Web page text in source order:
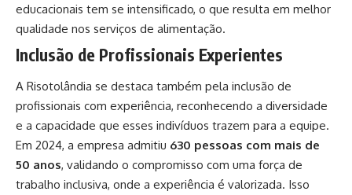
educacionais tem se intensificado, o que resulta em melhor
qualidade nos serviços de alimentação.
Inclusão de Profissionais Experientes
A Risotolândia se destaca também pela inclusão de
profissionais com experiência, reconhecendo a diversidade
e a capacidade que esses indivíduos trazem para a equipe.
Em 2024, a empresa admitiu 630 pessoas com mais de
50 anos, validando o compromisso com uma força de
trabalho inclusiva, onde a experiência é valorizada. Isso